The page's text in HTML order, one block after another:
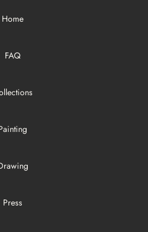
Home
FAQ
Press